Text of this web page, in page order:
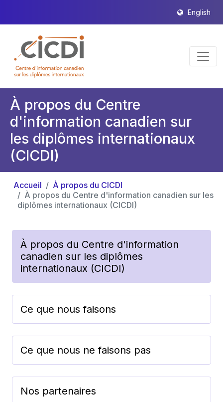
English
À propos du Centre
d'information canadien sur
les diplômes internationaux
(CICDI)
Accueil
À propos du CICDI
À propos du Centre d'information canadien sur les
diplômes internationaux (CICDI)
À propos du Centre d'information
canadien sur les diplômes
internationaux (CICDI)
Ce que nous faisons
Ce que nous ne faisons pas
Nos partenaires